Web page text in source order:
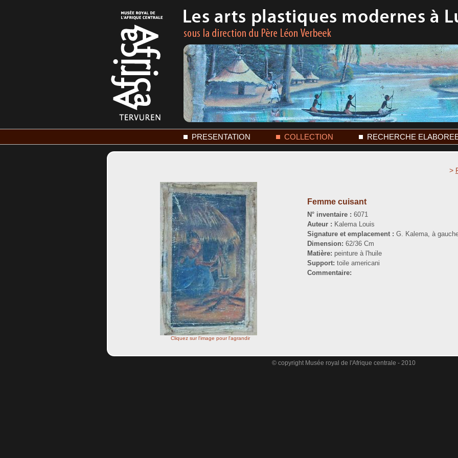
PRESENTATION COLLECTION RECHERCHE
>
Cliquez sur l'image pour l'agrandir
Femme cuisant
N° inventaire : 6071
Auteur : Kalema Louis
Signature et emplacement : G. Kalema, à
Dimension: 62/36 Cm
Matière: peinture à l'huile
Support: toile americani
Commentaire:
© copyright Musée royal de l'Afrique centrale - 2010